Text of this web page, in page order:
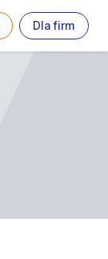
Dla firm